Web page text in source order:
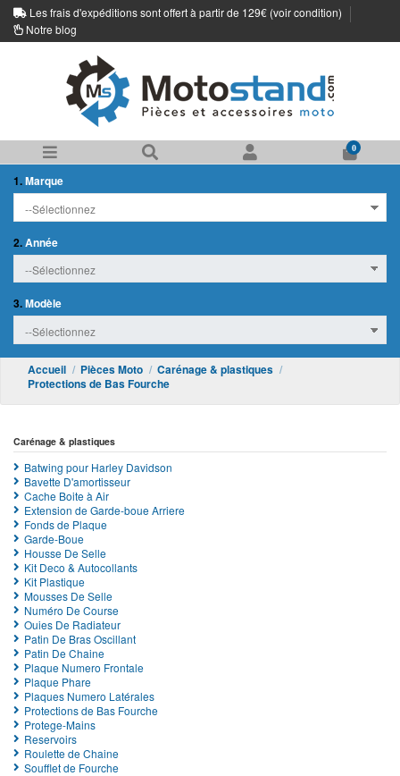
Les frais d'expéditions sont offert à partir de 129€ (voir condition)
Notre blog
0
1.Marque
2.Année
3.Modèle
Accueil Pièces Moto
Carénage & plastiques
Protections de Bas Fourche
Carénage & plastiques
Batwing pour Harley Davidson
Bavette D'amortisseur
Cache Boite à Air
Extension de Garde-boue Arriere
Fonds de Plaque
Garde-Boue
Housse De Selle
Kit Deco & Autocollants
Kit Plastique
Mousses De Selle
Numéro De Course
Ouies De Radiateur
Patin De Bras Oscillant
Patin De Chaine
Plaque Numero Frontale
Plaque Phare
Plaques Numero Latérales
Protections de Bas Fourche
Protege-Mains
Reservoirs
Roulette de Chaine
Soufflet de Fourche